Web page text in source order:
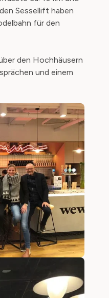
Sessellift haben
für den
den Hochhäusern
und einem